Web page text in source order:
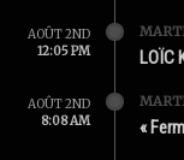
AOÛT 2ND
12:05 PM
LOÏC
AOÛT 2ND
8:08 AM
«